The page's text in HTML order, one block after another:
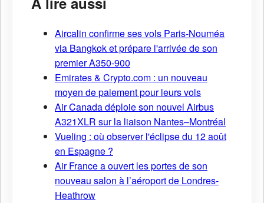
Aircalin confirme ses vols Paris-Nouméa
via Bangkok et prépare l'arrivée de son
premier A350-900
Emirates & Crypto.com : un nouveau
moyen de paiement pour leurs vols
Air Canada déploie son nouvel Airbus
A321XLR sur la liaison Nantes–Montréal
Vueling : où observer l'éclipse du 12 août
en Espagne ?
Air France a ouvert les portes de son
nouveau salon à l’aéroport de Londres-
Heathrow